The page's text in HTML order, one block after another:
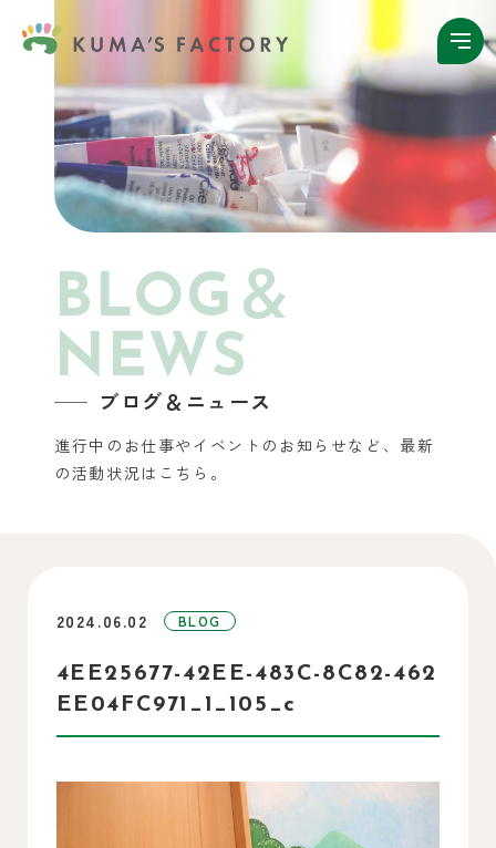
BLOG＆
NEWS
ブログ＆ニュース
進行中のお仕事やイベントのお知らせなど、 最新
の活動状況はこちら。
2024.06.02 BLOG
4EE25677-42EE-483C-8C82-462
EE04FC971_1_105_c